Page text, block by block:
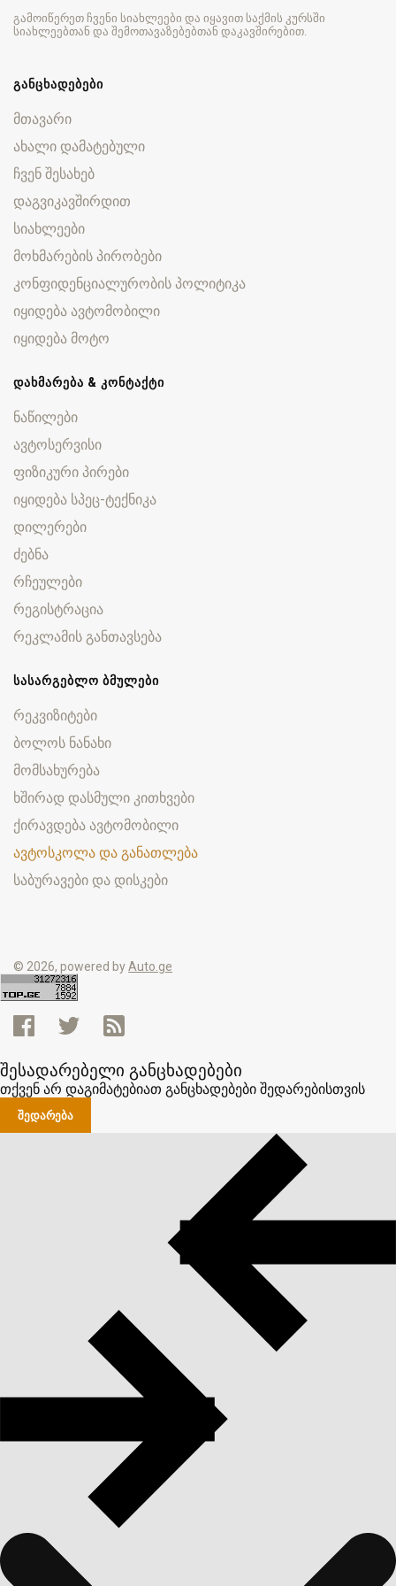
გამოიწერეთ ჩვენი სიახლეები და იყავით საქმის კურსში
სიახლეებთან და შემოთავაზებებთან დაკავშირებით.
ᲒᲐᲜᲪᲮᲐᲓᲔᲑᲔᲑᲘ
მთავარი
ახალი დამატებული
ჩვენ შესახებ
დაგვიკავშირდით
სიახლეები
მოხმარების პირობები
კონფიდენციალურობის პოლიტიკა
იყიდება ავტომობილი
იყიდება მოტო
ᲓᲐᲮᲛᲐᲠᲔᲑᲐ & ᲙᲝᲜᲢᲐᲥᲢᲘ
ნაწილები
ავტოსერვისი
ფიზიკური პირები
იყიდება სპეც-ტექნიკა
დილერები
ძებნა
რჩეულები
რეგისტრაცია
რეკლამის განთავსება
ᲡᲐᲡᲐᲠᲒᲔᲑᲚᲝ ᲑᲛᲣᲚᲔᲑᲘ
რეკვიზიტები
ბოლოს ნანახი
მომსახურება
ხშირად დასმული კითხვები
ქირავდება ავტომობილი
ავტოსკოლა და განათლება
საბურავები და დისკები
© 2026, powered byAuto.ge
შესადარებელი განცხადებები
თქვენ არ დაგიმატებიათ განცხადებები შედარებისთვის
ᲨᲔᲓᲐᲠᲔᲑᲐ